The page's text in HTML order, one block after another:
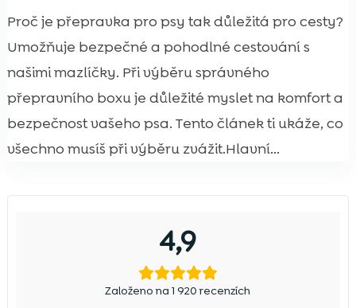
Proč je přepravka pro psy tak důležitá pro cesty?
Umožňuje bezpečné a pohodlné cestování s
našimi mazlíčky. Při výběru správného
přepravního boxu je důležité myslet na komfort a
bezpečnost vašeho psa. Tento článek ti ukáže, co
všechno musíš při výběru zvážit.Hlavní...
4,9
Založeno na 1 920 recenzích